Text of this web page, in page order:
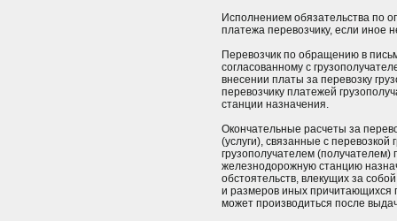
Исполнением обязательства по
платежа перевозчику, если иное
Перевозчик по обращению в
согласованному с
внесении платы за перевозку
перевозчику платежей
станции назначения.
Окончательные расчеты за
(услуги), связанные с перевозкой
грузополучателем (получателем)
железнодорожную станцию
обстоятельств, влекущих за
и размеров иных причитающихся
может производиться после